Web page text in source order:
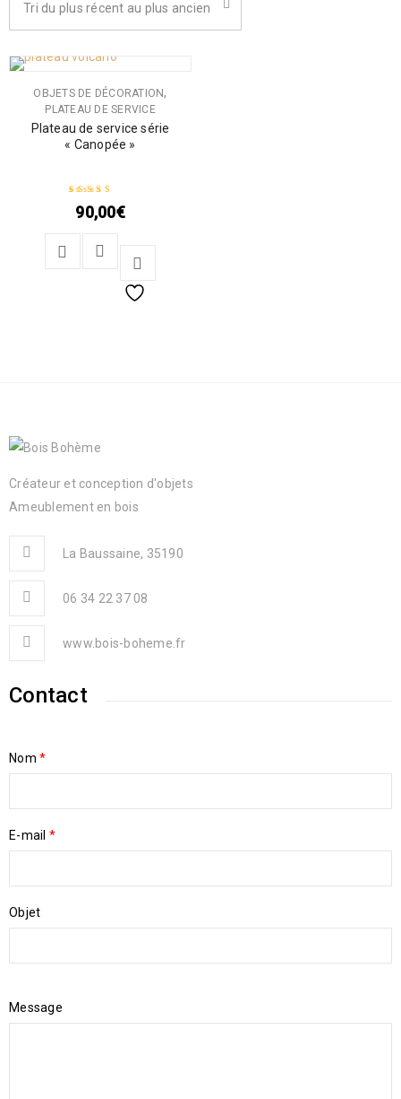
Tri du plus récent au plus ancien
OBJETS DE DÉCORATION,
PLATEAU DE SERVICE
Plateau de service série
« Canopée »
Note5.00sur 5
90,00€
Créateur et conception d'objets
Ameublement en bois
La Baussaine, 35190
06 34 22 37 08
www.bois-boheme.fr
Contact
Nom *
E-mail *
Objet
Message